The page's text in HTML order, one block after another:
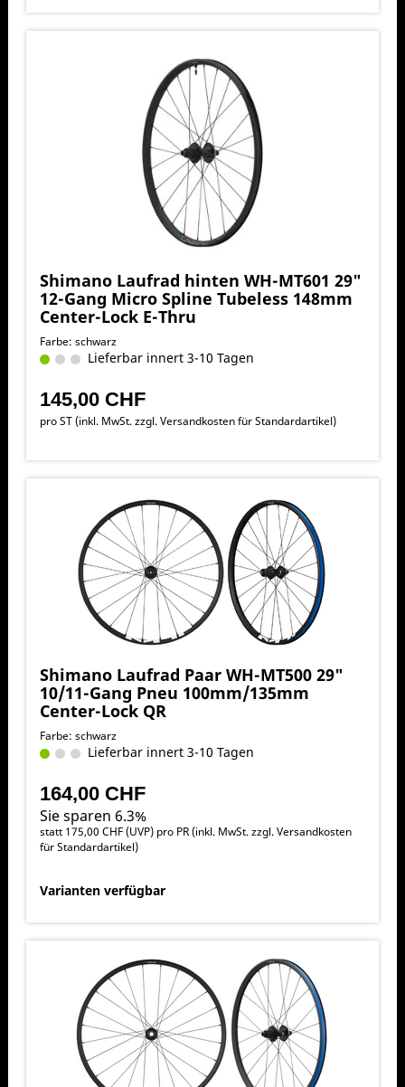
Shimano Laufrad hinten WH-MT601 29"
12-Gang Micro Spline Tubeless 148mm
Center-Lock E-Thru
Farbe: schwarz
Lieferbar innert 3-10 Tagen
145,00 CHF
pro ST (inkl. MwSt. zzgl.Versandkosten für Standardartikel)
Shimano Laufrad Paar WH-MT500 29"
10/11-Gang Pneu 100mm/135mm
Center-Lock QR
Farbe: schwarz
Lieferbar innert 3-10 Tagen
164,00 CHF
Sie sparen 6.3%
statt 175,00 CHF(UVP) pro PR (inkl. MwSt. zzgl.Versandkosten
für Standardartikel)
Varianten verfügbar